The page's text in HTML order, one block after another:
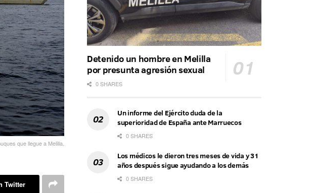
que llegue a Melilla.
Twitter
Detenido un hombre en Melilla
por presunta agresión sexual
0 SHARES
Un informe del Ejército duda de la
superioridad de España ante Marruecos
0 SHARES
Los médicos le dieron tres meses de vida y 31
años después sigue ayudando a los demás
0 SHARES